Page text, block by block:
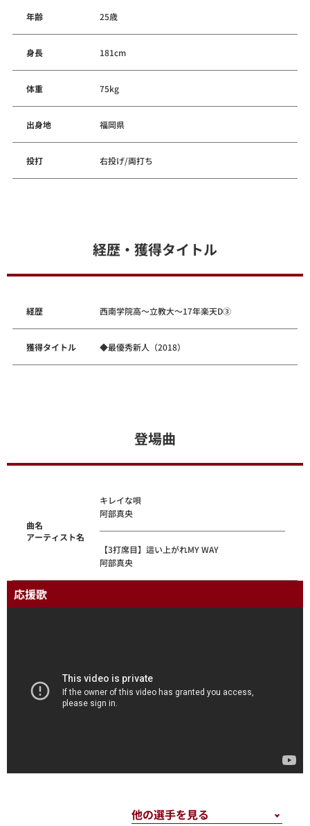
年齢 25歳
身長 181cm
体重 75kg
出身地 福岡県
投打 右投げ/両打ち
経歴・獲得タイトル
経歴 西南学院高～立教大～17年楽天D③
獲得タイトル ◆最優秀新人（2018）
登場曲
曲名
アーティスト名
キレイな唄
阿部真央
【3打席目】這い上がれMY WAY
阿部真央
応援歌